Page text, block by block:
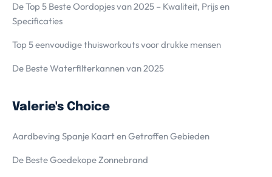
De Top 5 Beste Oordopjes van 2025 – Kwaliteit, Prijs en
Specificaties
Top 5 eenvoudige thuisworkouts voor drukke mensen
De Beste Waterfilterkannen van 2025
Valerie's Choice
Aardbeving Spanje Kaart en Getroffen Gebieden
De Beste Goedekope Zonnebrand